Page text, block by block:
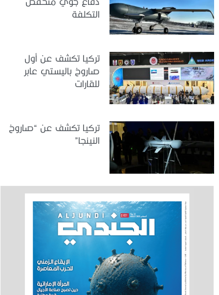
التكلفة
تركيا تكشف عن أول
صاروخ باليستي عابر
للقارات
تركيا تكشف عن “صاروخ
النينجا”